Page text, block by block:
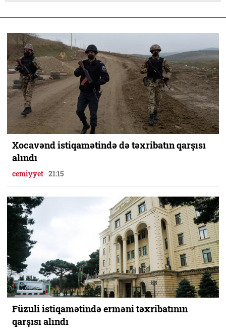
Xocavənd istiqamətində də təxribatın qarşısı
alındı
cemiyyet 21:15
Füzuli istiqamətində erməni təxribatının
qarşısı alındı